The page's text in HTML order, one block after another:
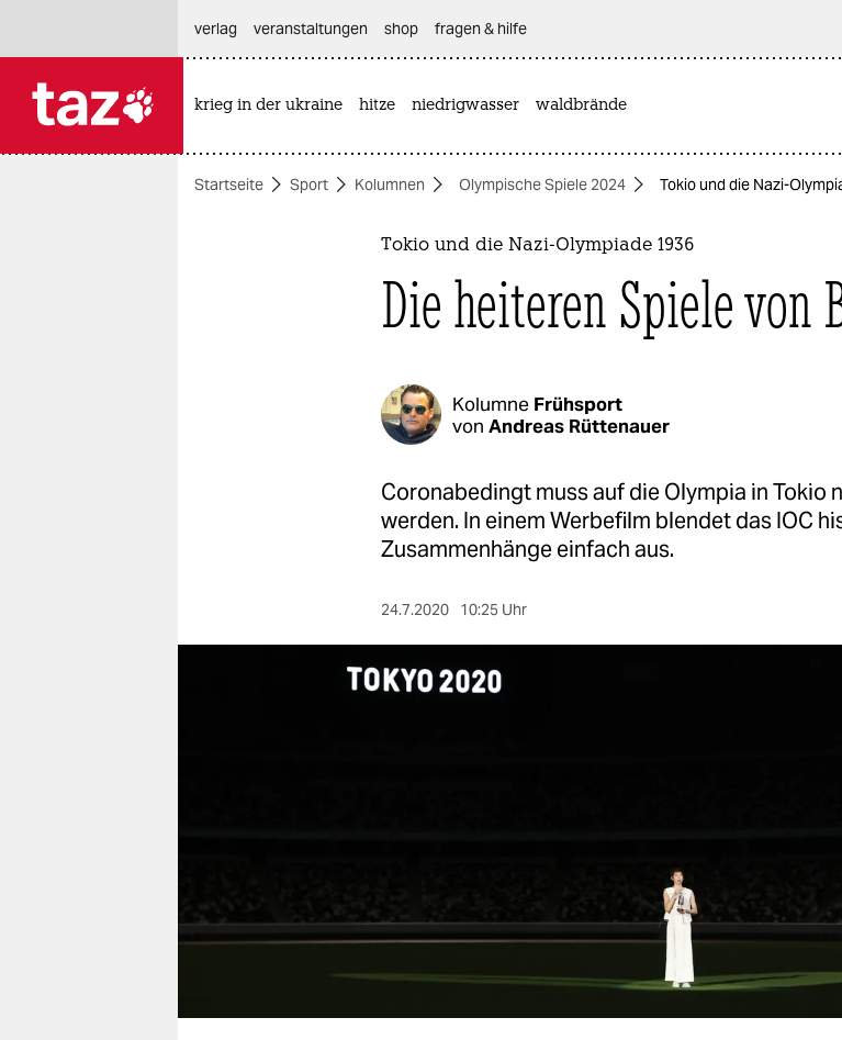
themen
verlag
genossenschaft
verlag
veranstaltungen shop fragen & hilfe
krieg in der ukraine hitze niedrigwasser waldbrände
Startseite Sport Kolumnen Olympische Spiele 2024 Tokio und die Nazi-
Tokio und die Nazi-Olympiade 1936
Die heiteren Spiele von
Kolumne Frühsport
von Andreas Rüttenauer
Coronabedingt muss auf die Olympia in Tokio
werden. In einem Werbefilm blendet das IOC
Zusammenhänge einfach aus.
24.7.2020 10:25 Uhr